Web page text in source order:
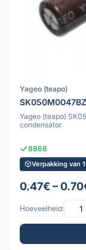
Yageo (teapo)
Yageo (teapo)
condensator
8868
Verpakking van
0.47€ –
Hoeveelheid: